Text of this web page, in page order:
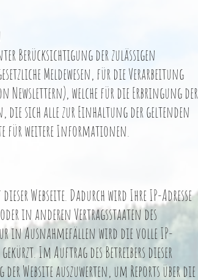
Berücksichtigung der zulässigen
Meldewesen, für die Verarbeitung
Newslettern), welche für die Erbringung der
die sich alle zur Einhaltung der geltenden
für weitere Informationen.
Webseite. Dadurch wird Ihre IP-Adresse
in anderen Vertragsstaaten des
in Ausnahmefällen wird die volle IP-
Im Auftrag des Betreibers dieser
Website auszuwerten, um Reports über die